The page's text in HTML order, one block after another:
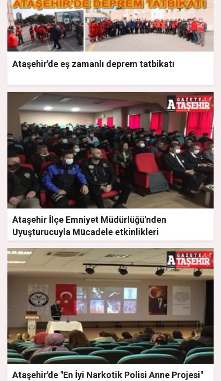
Ataşehir'de eş zamanlı deprem tatbikatı
Ataşehir İlçe Emniyet Müdürlüğü'nden
Uyuşturucuyla Mücadele etkinlikleri
Ataşehir'de "En İyi Narkotik Polisi Anne Projesi"